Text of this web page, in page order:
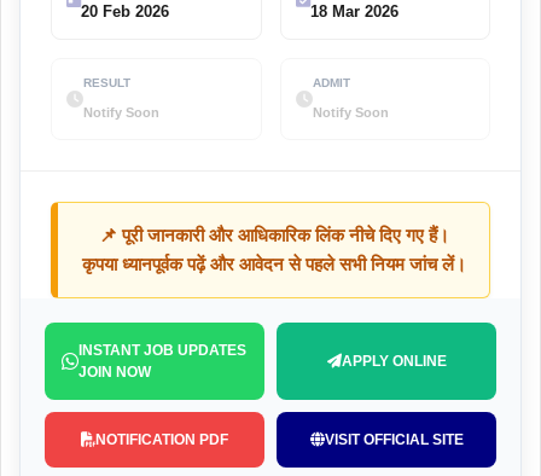
20 Feb 2026 18 Mar 2026
RESULT
Notify Soon
ADMIT
Notify Soon
📌 पूरी जानकारी और आधिकारिक लिंक नीचे दिए गए हैं।
कृपया ध्यानपूर्वक पढ़ें और आवेदन से पहले सभी नियम जांच लें।
INSTANT JOB UPDATES
JOIN NOW
APPLY ONLINE
NOTIFICATION PDF VISIT OFFICIAL SITE